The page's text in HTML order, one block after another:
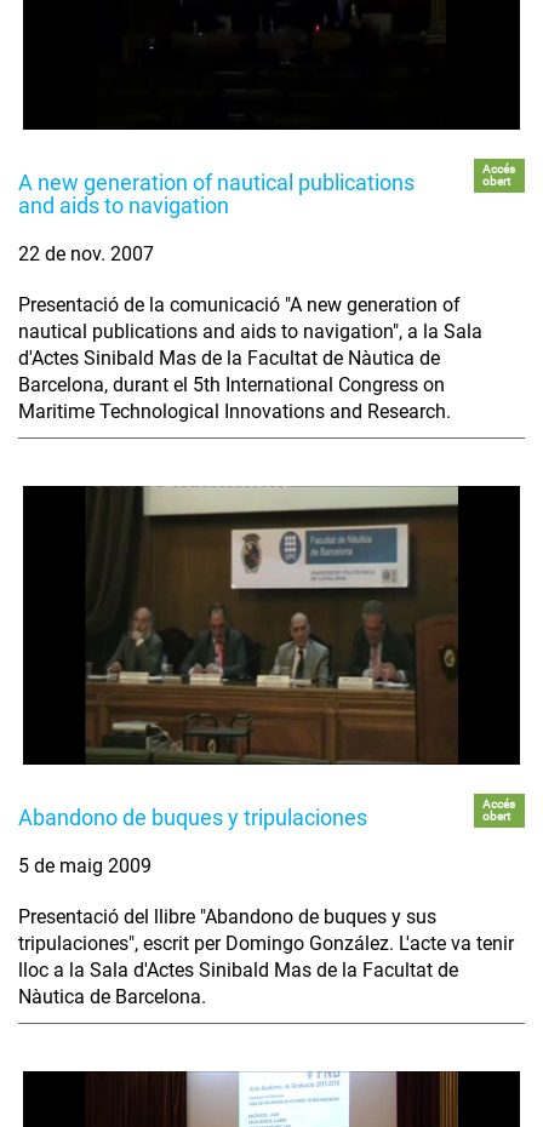
A new generation of nautical publications
and aids to navigation
Accés
obert
22 de nov. 2007
Presentació de la comunicació "A new generation of
nautical publications and aids to navigation", a la Sala
d'Actes Sinibald Mas de la Facultat de Nàutica de
Barcelona, durant el 5th International Congress on
Maritime Technological Innovations and Research.
Abandono de buques y tripulaciones
Accés
obert
5 de maig 2009
Presentació del llibre "Abandono de buques y sus
tripulaciones", escrit per Domingo González. L'acte va tenir
lloc a la Sala d'Actes Sinibald Mas de la Facultat de
Nàutica de Barcelona.